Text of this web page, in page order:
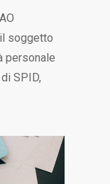
soggetto
personale
SPID,